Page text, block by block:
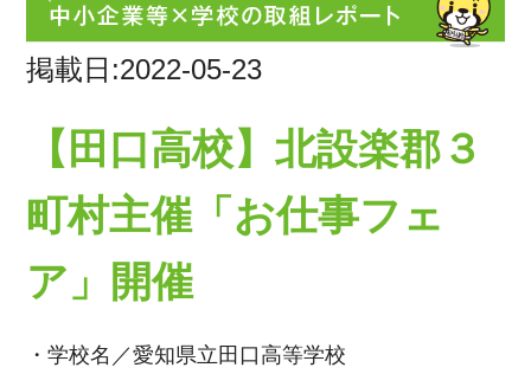
掲載日:2022-05-23
【田口高校】北設楽郡３
町村主催「お仕事フェ
ア」開催
・学校名／愛知県立田口高等学校